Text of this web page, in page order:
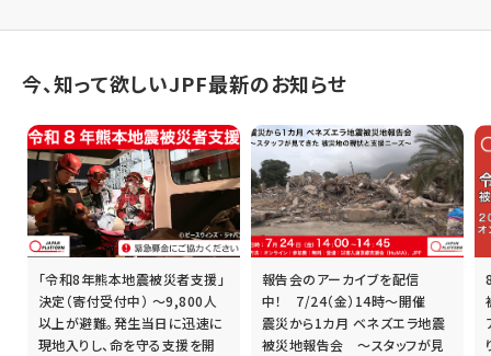
今、知って欲しいJPF最新のお知らせ
「令和8年熊本地震被災者支援」
決定（寄付受付中） ～9,800人
以上が避難。発生当日に迅速に
現地入りし、命を守る支援を開
報告会のアーカイブを配信
中！ 7/24（金）14時～開催
震災から1カ月 ベネズエラ地震
被災地報告会 ～スタッフが見